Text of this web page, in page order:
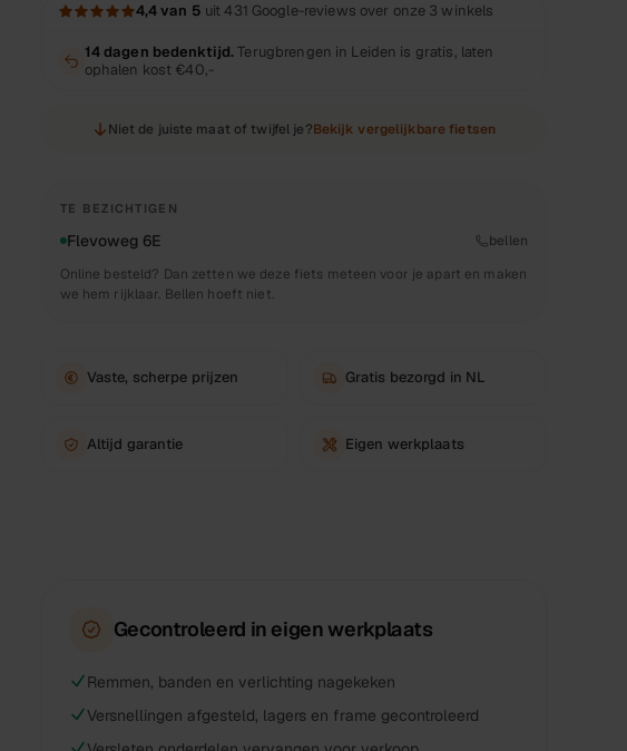
4,4van 5 uit431 Google-reviews over onze 3 winkels
14 dagen bedenktijd.Terugbrengen in Leiden is gratis, laten
ophalen kost €40,-
Niet de juiste maat of twijfel je?Bekijk vergelijkbare fietsen
TE BEZICHTIGEN
Flevoweg 6E
bellen
Online besteld? Dan zetten we deze fiets meteen voor je apart en maken
we hem rijklaar. Bellen hoeft niet.
Vaste, scherpe prijzen Gratis bezorgd in NL
Altijd garantie Eigen werkplaats
Gecontroleerd in eigen werkplaats
Remmen, banden en verlichting nagekeken
Versnellingen afgesteld, lagers en frame gecontroleerd